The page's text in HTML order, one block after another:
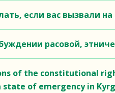
если вас вызвали на
расовой,
of the constitutional
of emergency in